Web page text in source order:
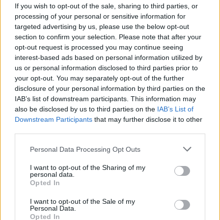
If you wish to opt-out of the sale, sharing to third parties, or
processing of your personal or sensitive information for
targeted advertising by us, please use the below opt-out
section to confirm your selection. Please note that after your
opt-out request is processed you may continue seeing
interest-based ads based on personal information utilized by
us or personal information disclosed to third parties prior to
your opt-out. You may separately opt-out of the further
disclosure of your personal information by third parties on the
IAB’s list of downstream participants. This information may
also be disclosed by us to third parties on the IAB’s List of
Downstream Participants that may further disclose it to other
Please note that this website/app uses one or more Google
not limited to your visit or usage behaviour. You may click to
grant or deny consent to Google and its third-party tags to
use your data for below specified purposes in below Google
consent section.
Personal Data Processing Opt Outs
I want to opt-out of the Sharing of my
personal data.
Opted In
I want to opt-out of the Sale of my
Personal Data.
Opted In
emlékeztet, mint mai tragédiára. A nem épp
megokolt című Haszonvágy - a másodhegedűs Mura
elpasszolásra váró autóinak, Belovár valóban
gazdagságot jelentő ékszereinek csekély a
fontosságuk a szabadság- és szerelemvágy mellett -
textuális problémákkal is meghökkent. Mura és
Belovár - akik közül a fiatalabbik évek óta az
idősebbiknek a kvázi-apósa - makacsul magázzák
egymást, a rendszeres családi szeánszok -
szellemidézések - ellenére is. Mariann turpisan
tegezi is, magázza is "vejét", az ékszerészt. Líviában,
a kurvoid kislányban egy költő veszett el, amikor
viszont vészhelyzetben menteni igyekszik gyilkossá
lett nővérét, a kisbőrönd sietős
ez jó gondolat" mondatkával, a füzetes regények
színvonalának nagyobb dicsőségére.
Soós Péter úgy rendezte meg ezt a darabot, mint egy
évaddal ezelőtt ugyanitt - a Budapesti